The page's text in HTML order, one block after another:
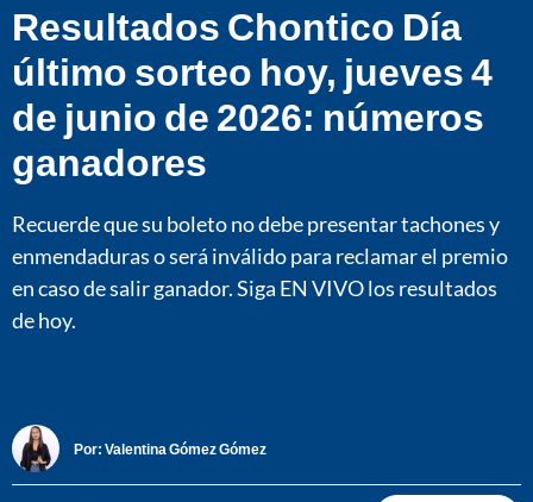
Resultados Chontico Día
último sorteo hoy, jueves 4
de junio de 2026: números
ganadores
Recuerde que su boleto no debe presentar tachones y
enmendaduras o será inválido para reclamar el premio
en caso de salir ganador. Siga EN VIVO los resultados
de hoy.
Por: Valentina Gómez Gómez